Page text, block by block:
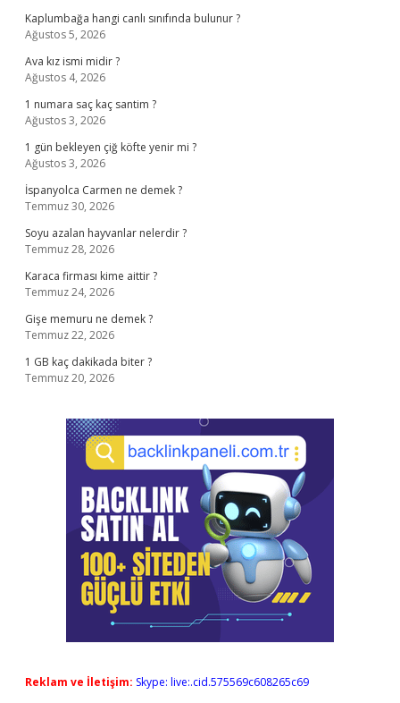
Kaplumbağa hangi canlı sınıfında bulunur ?
Ağustos 5, 2026
Ava kız ismi midir ?
Ağustos 4, 2026
1 numara saç kaç santim ?
Ağustos 3, 2026
1 gün bekleyen çiğ köfte yenir mi ?
Ağustos 3, 2026
İspanyolca Carmen ne demek ?
Temmuz 30, 2026
Soyu azalan hayvanlar nelerdir ?
Temmuz 28, 2026
Karaca firması kime aittir ?
Temmuz 24, 2026
Gişe memuru ne demek ?
Temmuz 22, 2026
1 GB kaç dakikada biter ?
Temmuz 20, 2026
Reklam ve İletişim: Skype: live:.cid.575569c608265c69